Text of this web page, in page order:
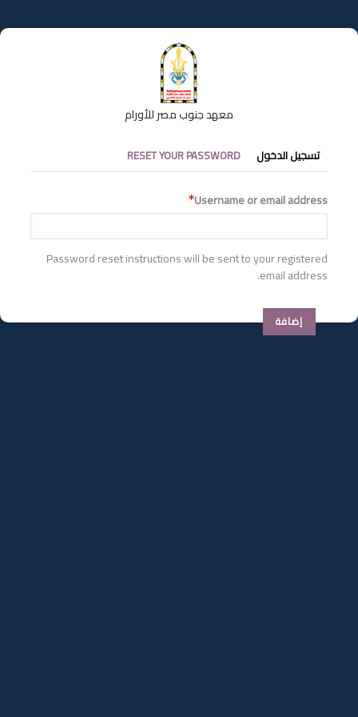
إلى
المحتوى
معهد جنوب مصر للأورام
التبويبات
الأساسية
تسجيل الدخول RESET YOUR PASSWORD
Username or email address
Password reset instructions will be sent to your registered
email address.